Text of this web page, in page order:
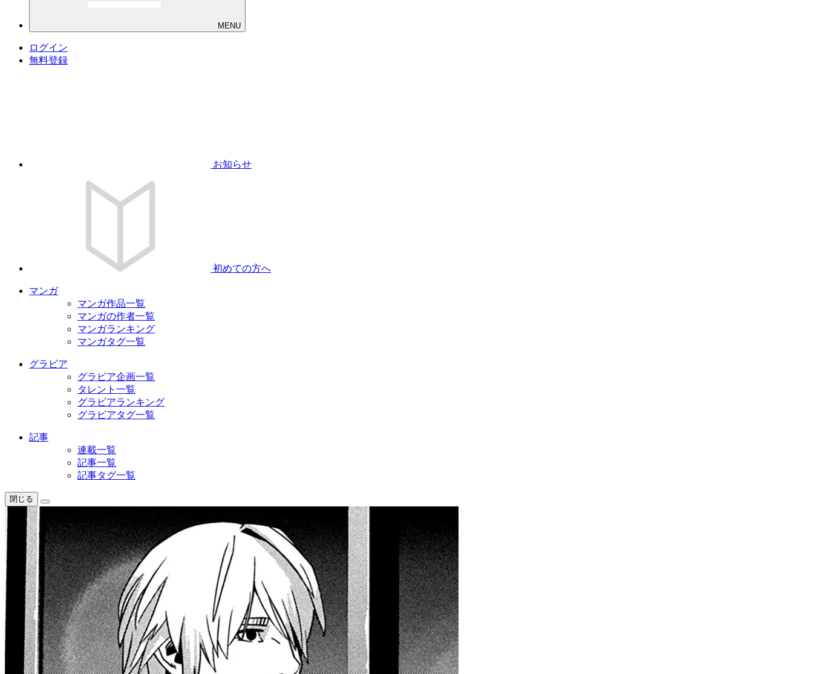
MENU
ログイン
無料登録
お知らせ
初めての方へ
マンガ
マンガ作品一覧
マンガの作者一覧
マンガランキング
マンガタグ一覧
グラビア
グラビア企画一覧
タレント一覧
グラビアランキング
グラビアタグ一覧
記事
連載一覧
記事一覧
記事タグ一覧
閉じる